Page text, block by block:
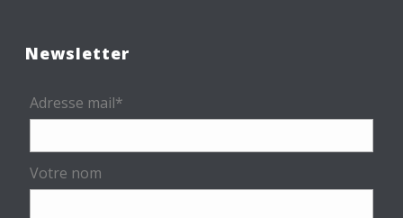
Newsletter
Adresse mail*
Votre nom